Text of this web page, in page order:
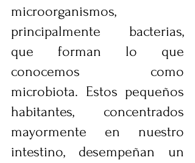
microorganismos,
principalmente bacterias,
que forman lo que
conocemos como
microbiota. Estos pequeños
habitantes, concentrados
mayormente en nuestro
intestino, desempeñan un